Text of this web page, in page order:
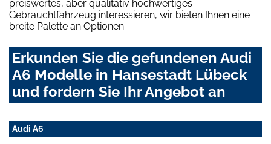
preiswertes, aber qualitativ hochwertiges
Gebrauchtfahrzeug interessieren, wir bieten Ihnen eine
breite Palette an Optionen.
Erkunden Sie die gefundenen Audi
A6 Modelle in Hansestadt Lübeck
und fordern Sie Ihr Angebot an
Audi A6